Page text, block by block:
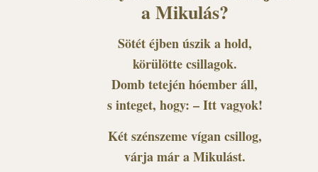
a Mikulás?
Sötét éjben úszik a hold,
körülötte csillagok.
Domb tetején hóember áll,
s integet, hogy: – Itt vagyok!
Két szénszeme vígan csillog,
várja már a Mikulást.